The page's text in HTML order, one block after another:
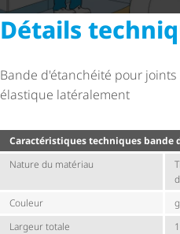
Détails
Bande d'étanchéité pour
élastique latéralement
Carac­té­ris­tiques techniques bande
Nature du matériau
Couleur
Largeur totale